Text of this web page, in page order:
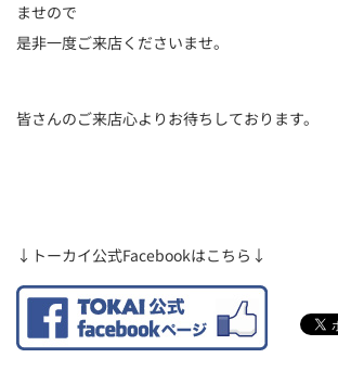
ませので
是非一度ご来店くださいませ。
皆さんのご来店心よりお待ちしております。
↓トーカイ公式Facebookはこちら↓